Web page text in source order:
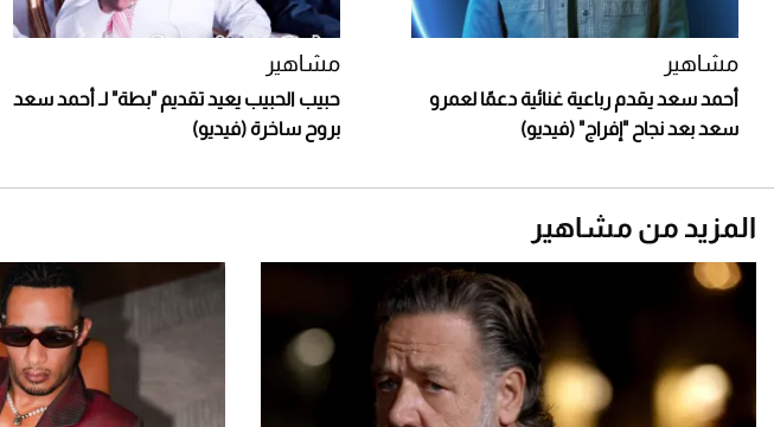
مشاهير
أحمد سعد يقدم رباعية غنائية دعمًا لعمرو
سعد بعد نجاح "إفراج" (فيديو)
مشاهير
حبيب الحبيب يعيد تقديم "بطة" لـ أحمد سعد
بروح ساخرة (فيديو)
المزيد من مشاهير